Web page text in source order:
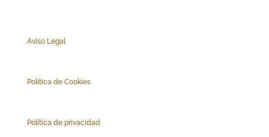
Aviso Legal
Política de Cookies
Política de privacidad